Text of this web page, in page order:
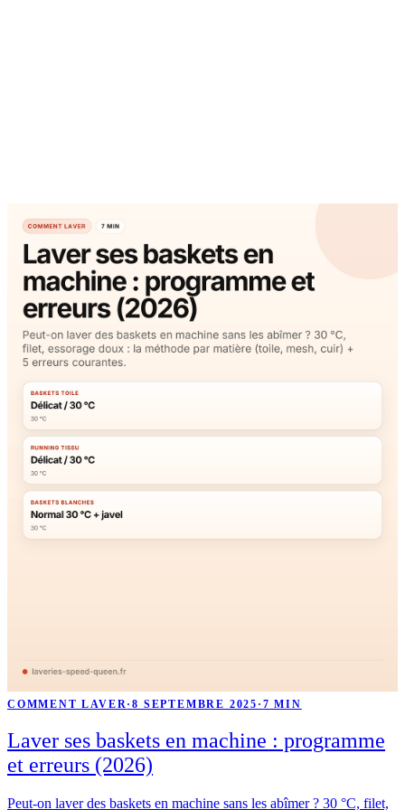
COMMENT LAVER ·8 SEPTEMBRE 2025 · 7 MIN
Laver ses baskets en machine : programme
et erreurs (2026)
Peut-on laver des baskets en machine sans les abîmer ? 30 °C, filet,